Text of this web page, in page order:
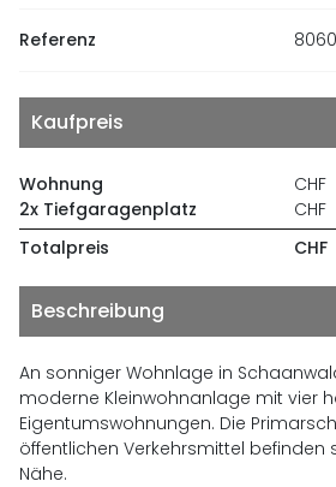
Referenz
Kaufpreis
Wohnung CHF
2x Tiefgaragenplatz
CHF
Totalpreis
CHF
Beschreibung
An sonniger Wohnlage in
moderne Kleinwohnanlage mit vier
Eigentumswohnungen. Die
öffentlichen Verkehrsmittel befinden
Nähe.